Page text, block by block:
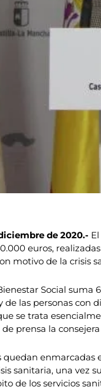
de 2020.-
euros,
motivo de la crisis
Social suma
de las personas
se trata
prensa la
quedan enmarcadas
sanitaria, una vez
de los servicios